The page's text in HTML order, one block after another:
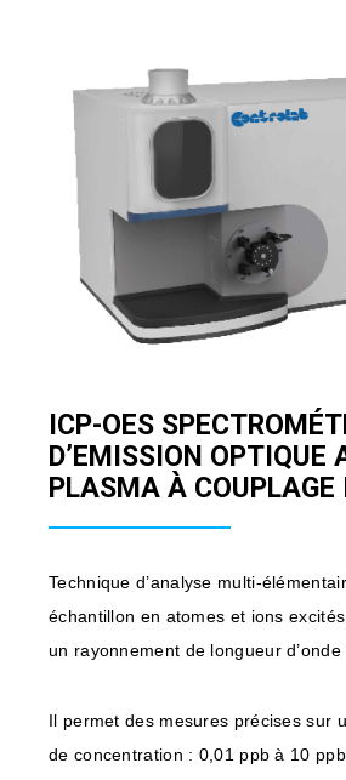
ICP-OES
D’EMISSION OPTIQUE
PLASMA À COUPLAGE
Technique d’analyse multi-
échantillon en atomes et ions
un rayonnement de longueur d’onde
Il permet des mesures précises sur
de concentration : 0,01 ppb à 10 ppb.